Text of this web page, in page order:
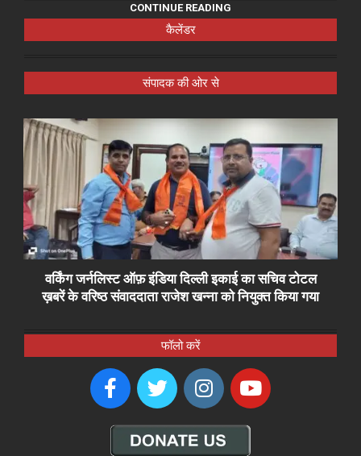
CONTINUE READING
कैलेंडर
संपादक की ओर से
वर्किंग जर्नलिस्ट ऑफ़ इंडिया दिल्ली इकाई का सचिव टोटल
ख़बरें के वरिष्ठ संवाददाता राजेश खन्ना को नियुक्त किया गया
फॉलो करें